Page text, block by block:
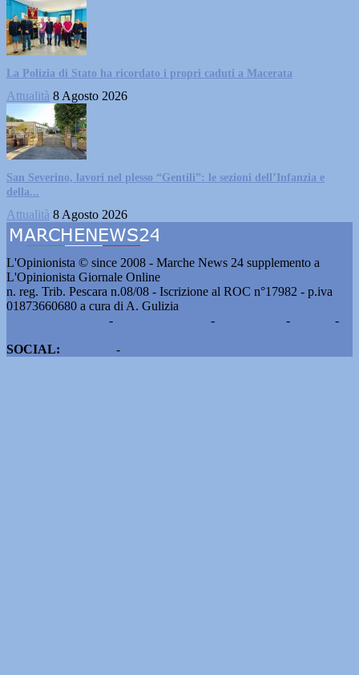
La Polizia di Stato ha ricordato i propri caduti a Macerata
Attualità 8 Agosto 2026
San Severino, lavori nel plesso “Gentili”: le sezioni dell’Infanzia e
della...
Attualità 8 Agosto 2026
L'Opinionista © since 2008 - Marche News 24 supplemento a
L'Opinionista Giornale Online
n. reg. Trib. Pescara n.08/08 - Iscrizione al ROC n°17982 - p.iva
01873660680 a cura di A. Gulizia
- - -
-
SOCIAL:
-